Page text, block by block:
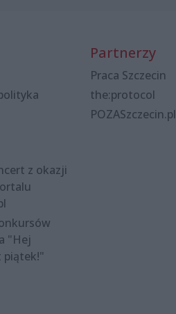
z okazji
"Hej
piątek!"
Partnerzy
Praca Szczecin
the:protocol
POZASzczecin.pl